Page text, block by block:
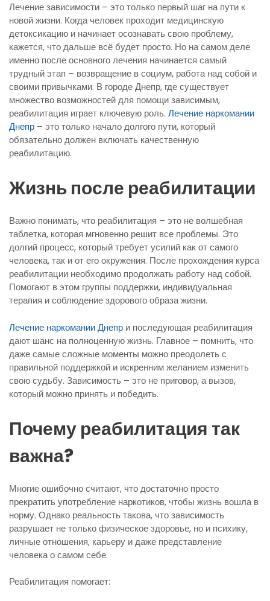
Лечение зависимости – это только первый шаг на пути к
новой жизни. Когда человек проходит медицинскую
детоксикацию и начинает осознавать свою проблему,
кажется, что дальше всё будет просто. Но на самом деле
именно после основного лечения начинается самый
трудный этап – возвращение в социум, работа над собой и
своими привычками. В городе Днепр, где существует
множество возможностей для помощи зависимым,
реабилитация играет ключевую роль. Лечение наркомании
Днепр – это только начало долгого пути, который
обязательно должен включать качественную
реабилитацию.
Жизнь после реабилитации
Важно понимать, что реабилитация – это не волшебная
таблетка, которая мгновенно решит все проблемы. Это
долгий процесс, который требует усилий как от самого
человека, так и от его окружения. После прохождения курса
реабилитации необходимо продолжать работу над собой.
Помогают в этом группы поддержки, индивидуальная
терапия и соблюдение здорового образа жизни.
Лечение наркомании Днепр и последующая реабилитация
дают шанс на полноценную жизнь. Главное – помнить, что
даже самые сложные моменты можно преодолеть с
правильной поддержкой и искренним желанием изменить
свою судьбу. Зависимость – это не приговор, а вызов,
который можно принять и победить.
Почему реабилитация так
важна?
Многие ошибочно считают, что достаточно просто
прекратить употребление наркотиков, чтобы жизнь вошла в
норму. Однако реальность такова, что зависимость
разрушает не только физическое здоровье, но и психику,
личные отношения, карьеру и даже представление
человека о самом себе.
Реабилитация помогает: